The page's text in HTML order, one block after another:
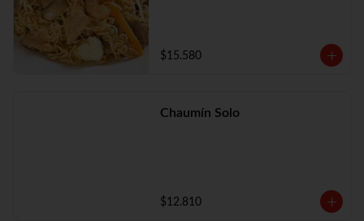
$15.580
Chaumín Solo
$12.810